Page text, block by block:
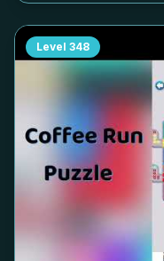
Level 348